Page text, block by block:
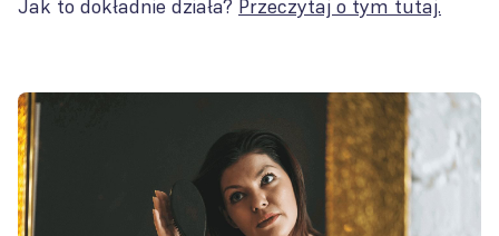
Jak to dokładnie działa? Przeczytaj o tym tutaj.